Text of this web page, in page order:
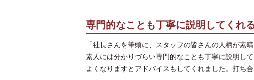
専門的なことも丁寧に説明してくれ
「社長さんを筆頭に、スタッフの皆さんの人柄が素
素人には分かりづらい専門的なことも丁寧に説明し
よくなりますとアドバイスもしてくれました。打ち